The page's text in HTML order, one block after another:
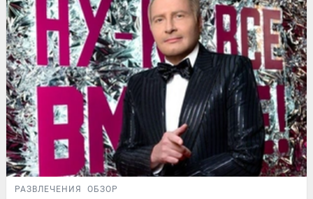
РАЗВЛЕЧЕНИЯ ОБЗОР